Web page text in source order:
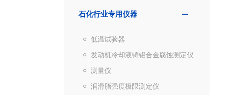
石化行业专用仪器
低温试验器
发动机冷却液铸铝合金腐蚀测定仪
测量仪
润滑脂强度极限测定仪